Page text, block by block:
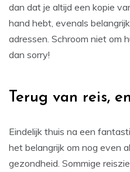
dan dat je altijd een kopie
hand hebt, evenals
adressen. Schroom niet om
dan sorry!
Terug van reis,
Eindelijk thuis na een
het belangrijk om nog even
gezondheid. Sommige